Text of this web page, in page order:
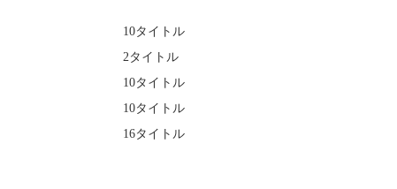
10タイトル
2タイトル
10タイトル
10タイトル
16タイトル